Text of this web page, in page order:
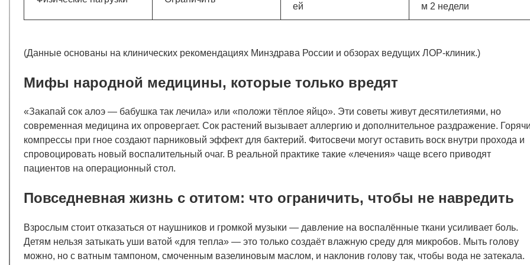
ей м 2 недели
(Данные основаны на клинических рекомендациях Минздрава России и обзорах ведущих ЛОР-клиник.)
Мифы народной медицины, которые только вредят
«Закапай сок алоэ — бабушка так лечила» или «положи тёплое яйцо». Эти советы живут десятилетиями, но
современная медицина их опровергает. Сок растений вызывает аллергию и дополнительное раздражение.
компрессы при гное создают парниковый эффект для бактерий. Фитосвечи могут оставить воск внутри прохода и
спровоцировать новый воспалительный очаг. В реальной практике такие «лечения» чаще всего приводят
пациентов на операционный стол.
Повседневная жизнь с отитом: что ограничить, чтобы не навредить
Взрослым стоит отказаться от наушников и громкой музыки — давление на воспалённые ткани усиливает боль.
Детям нельзя затыкать уши ватой «для тепла» — это только создаёт влажную среду для микробов. Мыть голову
можно, но с ватным тампоном, смоченным вазелиновым маслом, и наклонив голову так, чтобы вода не затекала.